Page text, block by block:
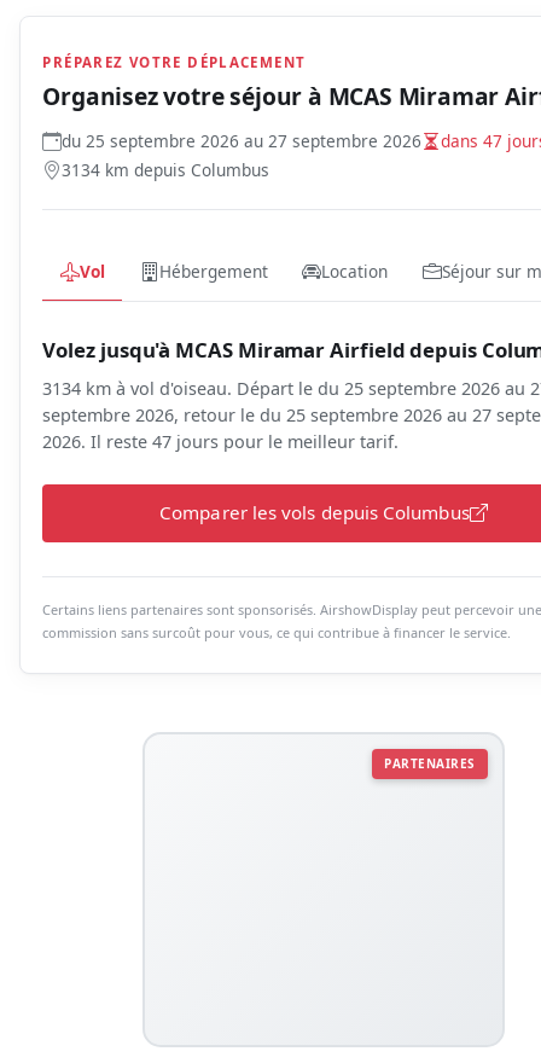
PRÉPAREZ VOTRE DÉPLACEMENT
Organisez votre séjour à MCAS Miramar
du 25 septembre 2026 au 27 septembre 2026
dans 47
3134 km depuis Columbus
Vol Hébergement Location Séjour sur
Volez jusqu'à MCAS Miramar Airfield depuis
3134 km à vol d'oiseau. Départ le du 25 septembre 2026 au
septembre 2026, retour le du 25 septembre 2026 au 27
2026. Il reste 47 jours pour le meilleur tarif.
Comparer les vols depuis Columbus
Certains liens partenaires sont sponsorisés. AirshowDisplay peut percevoir
commission sans surcoût pour vous, ce qui contribue à financer le service.
PARTENAIRES